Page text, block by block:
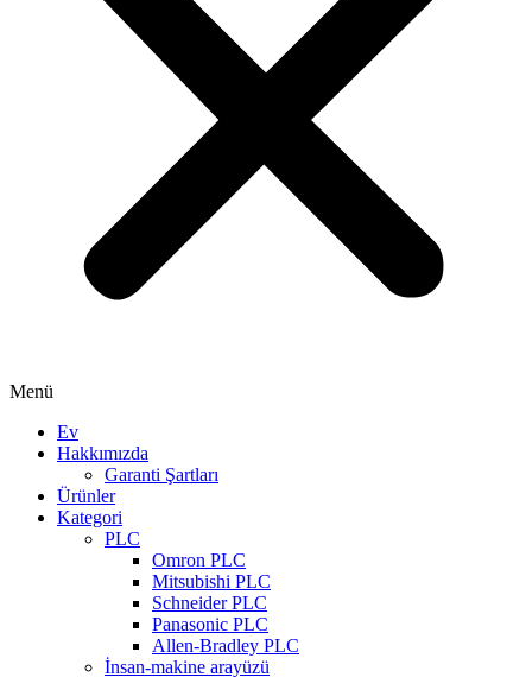
Menü
Ev
Hakkımızda
Garanti Şartları
Ürünler
Kategori
PLC
Omron PLC
Mitsubishi PLC
Schneider PLC
Panasonic PLC
Allen-Bradley PLC
İnsan-makine arayüzü